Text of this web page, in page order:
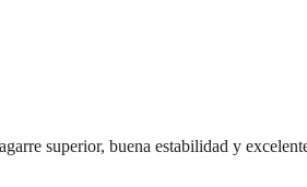
superior, buena estabilidad y